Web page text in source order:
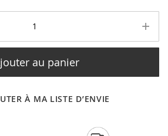
+
au panier
À MA LISTE D’ENVIE